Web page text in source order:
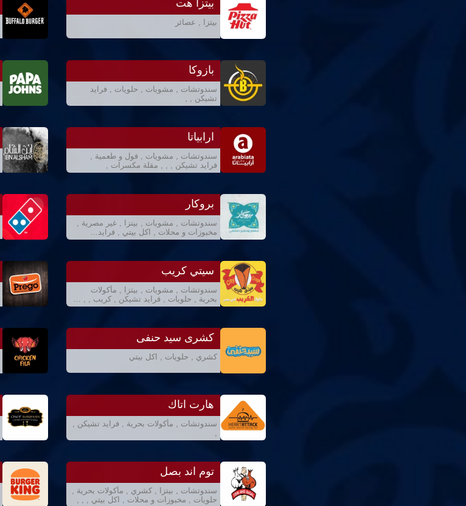
بيتزا هت
بيتزا , عصائر
بازوكا
سندوتشات , مشويات , حلويات , فرايد
تشيكن , ,
ارابياتا
سندوتشات , مشويات , فول و طعمية ,
فرايد تشيكن , , , مقلة مكسرات ,
بروكار
سندوتشات , مشويات , بيتزا , غير مصرية ,
مخبوزات و محلات , اكل بيتي , فرايد…
سيتي كريب
سندوتشات , مشويات , بيتزا , مأكولات
بحرية , حلويات , فرايد تشيكن , كريب , , …
كشرى سيد حنفى
كشري , حلويات , اكل بيتي
هارت اتاك
سندوتشات , مأكولات بحرية , فرايد تشيكن ,
,
توم اند بصل
سندوتشات , بيتزا , كشري , مأكولات بحرية ,
حلويات , مخبوزات و محلات , اكل بيتي , , ,